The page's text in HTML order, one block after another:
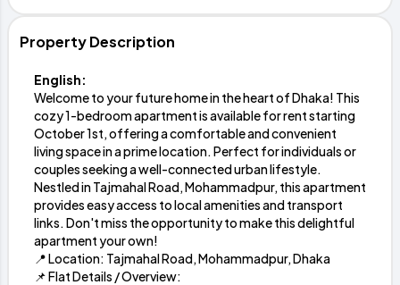
Property Description
English:
Welcome to your future home in the heart of Dhaka! This
cozy 1-bedroom apartment is available for rent starting
October 1st, offering a comfortable and convenient
living space in a prime location. Perfect for individuals or
couples seeking a well-connected urban lifestyle.
Nestled in Tajmahal Road, Mohammadpur, this apartment
provides easy access to local amenities and transport
links. Don't miss the opportunity to make this delightful
apartment your own!
📍 Location: Tajmahal Road, Mohammadpur, Dhaka
📌 Flat Details / Overview: